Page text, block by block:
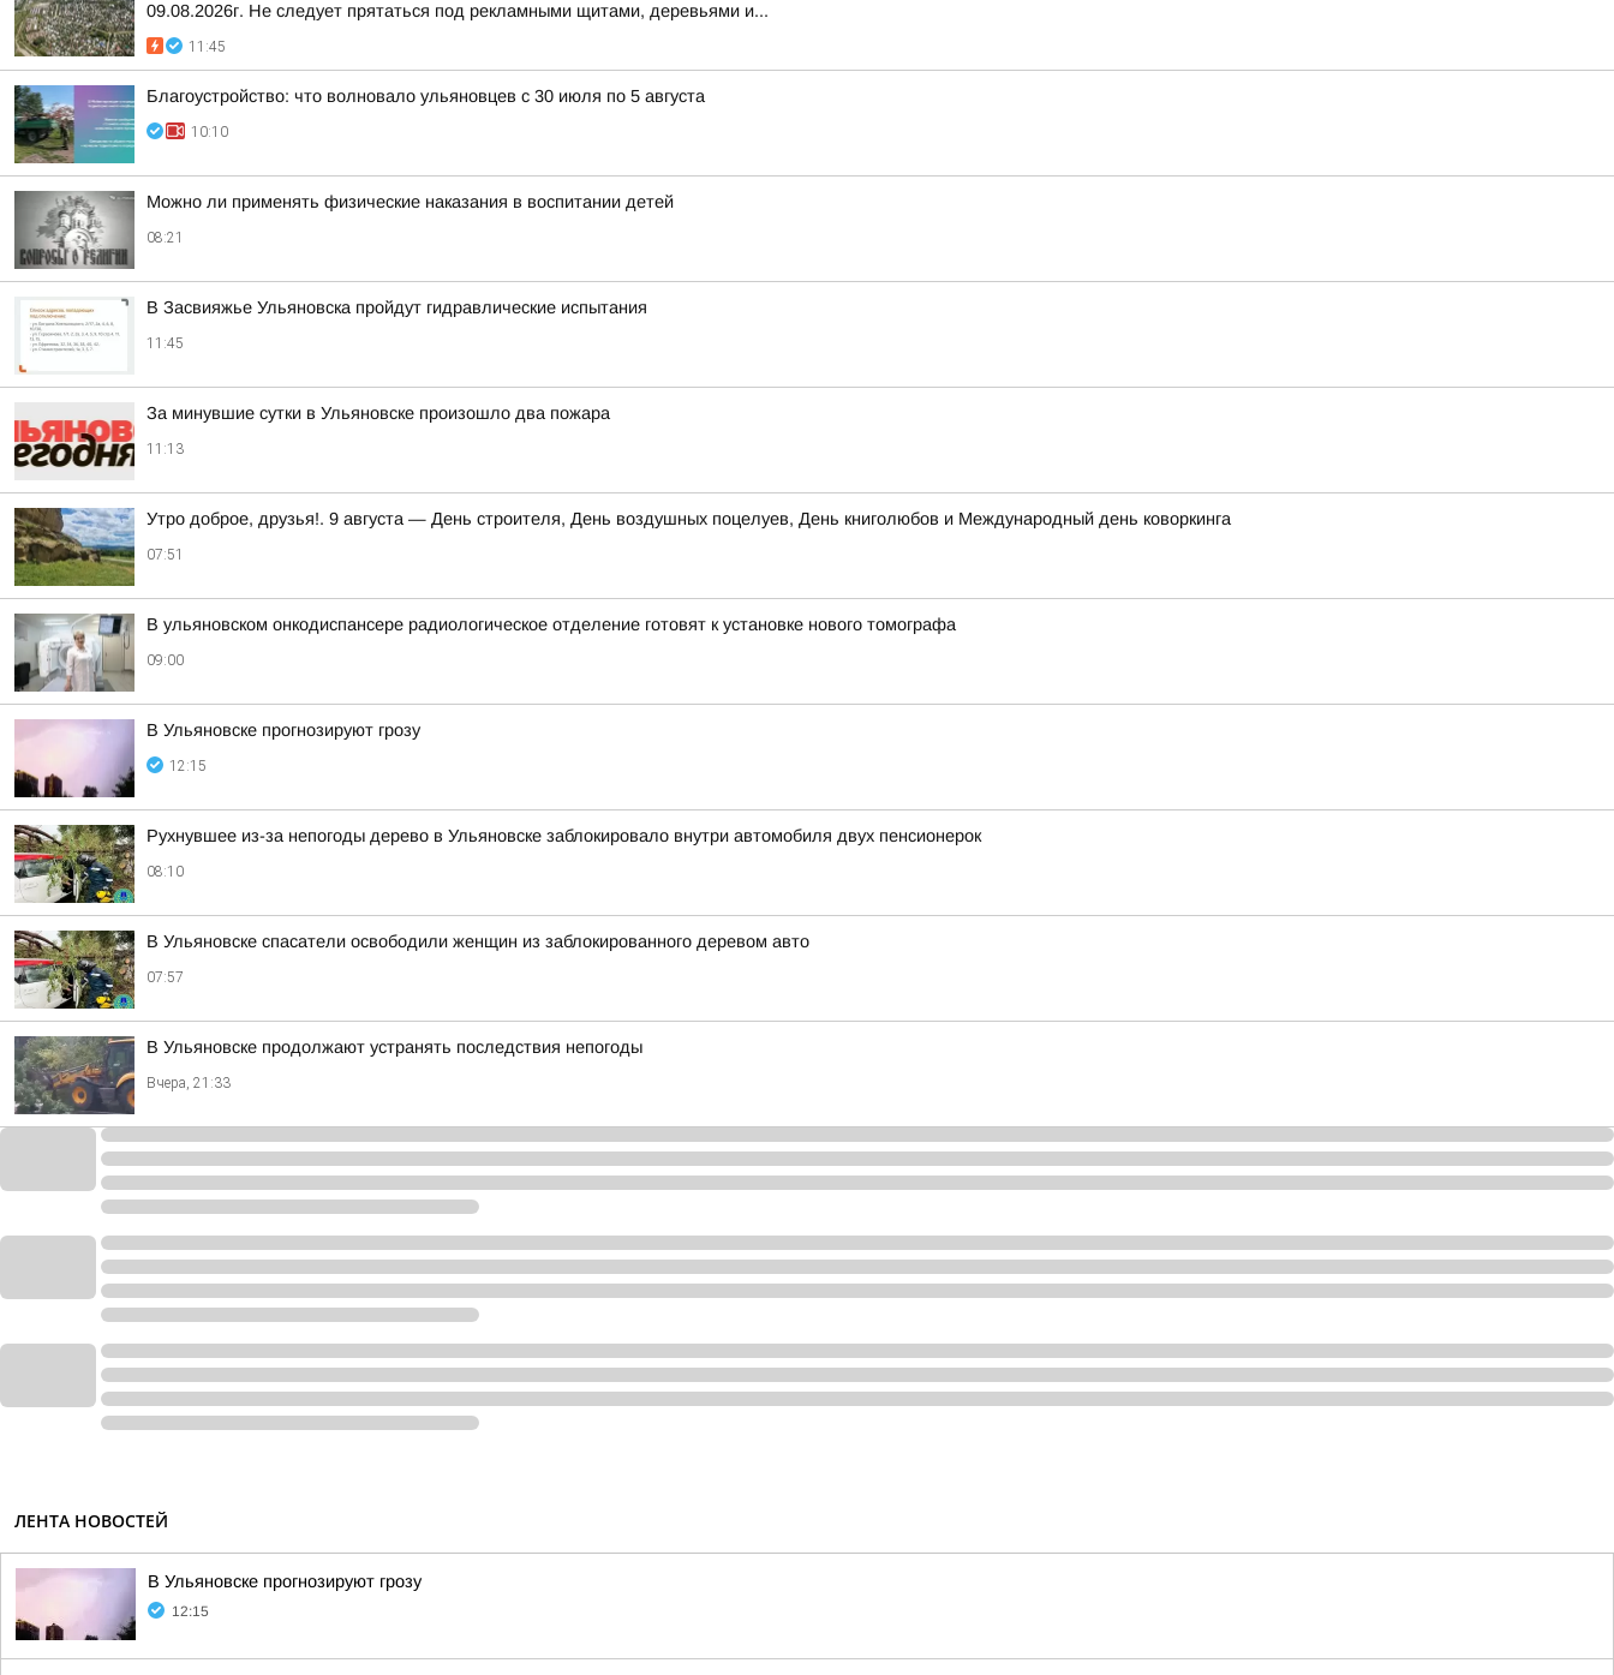
09.08.2026г. Не следует прятаться под рекламными щитами, деревьями и...
11:45
Благоустройство: что волновало ульяновцев с 30 июля по 5 августа
10:10
Можно ли применять физические наказания в воспитании детей
08:21
В Засвияжье Ульяновска пройдут гидравлические испытания
11:45
За минувшие сутки в Ульяновске произошло два пожара
11:13
Утро доброе, друзья!. 9 августа — День строителя, День воздушных поцелуев, День книголюбов и Международный день коворкинга
07:51
В ульяновском онкодиспансере радиологическое отделение готовят к установке нового томографа
09:00
В Ульяновске прогнозируют грозу
12:15
Рухнувшее из-за непогоды дерево в Ульяновске заблокировало внутри автомобиля двух пенсионерок
08:10
В Ульяновске спасатели освободили женщин из заблокированного деревом авто
07:57
В Ульяновске продолжают устранять последствия непогоды
Вчера, 21:33
ЛЕНТА НОВОСТЕЙ
В Ульяновске прогнозируют грозу
12:15